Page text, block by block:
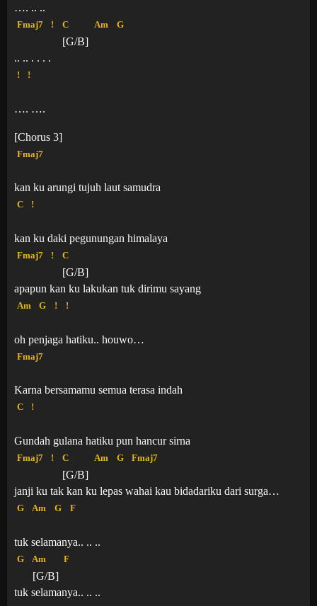
…. .. ..
Fmaj7 ! C
[G/B]
Am G
.. .. . . . .
! !
…. ….
[Chorus 3]
Fmaj7
kan ku arungi tujuh laut samudra
C !
kan ku daki pegunungan himalaya
Fmaj7 ! C
[G/B]
apapun kan ku lakukan tuk dirimu sayang
Am G ! !
oh penjaga hatiku.. houwo…
Fmaj7
Karna bersamamu semua terasa indah
C !
Gundah gulana hatiku pun hancur sirna
Fmaj7 ! C
[G/B]
Am G Fmaj7
janji ku tak kan ku lepas wahai kau bidadariku dari surga…
G Am G F
tuk selamanya.. .. ..
G Am
[G/B]
F
tuk selamanya.. .. ..